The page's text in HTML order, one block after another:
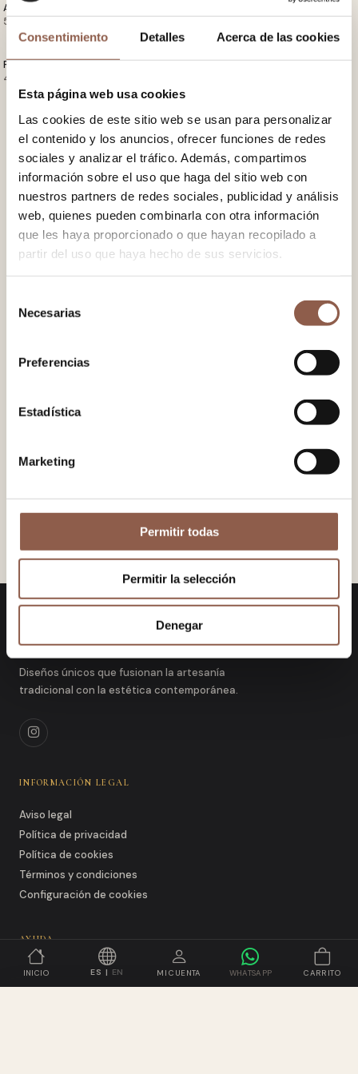
Consentimiento Detalles Acerca de las cookies
Esta página web usa cookies
Las cookies de este sitio web se usan para personalizar
el contenido y los anuncios, ofrecer funciones de redes
sociales y analizar el tráfico. Además, compartimos
información sobre el uso que haga del sitio web con
nuestros partners de redes sociales, publicidad y análisis
web, quienes pueden combinarla con otra información
que les haya proporcionado o que hayan recopilado a
partir del uso que haya hecho de sus servicios.
Necesarias
Preferencias
Estadística
Marketing
Permitir todas
Permitir la selección
Denegar
ANDRÓMEDA
50.00 EUR
PAEA LILA
42.00 EUR
KanelaFans
Diseños únicos que fusionan la artesanía
tradicional con la estética contemporánea.
INFORMACIÓN LEGAL
Aviso legal
Política de privacidad
Política de cookies
Términos y condiciones
Configuración de cookies
AYUDA
Política de envíos, devoluciones y pagos
La marca
INICIO ES | EN MI CUENTA WHATSAPP CARRITO